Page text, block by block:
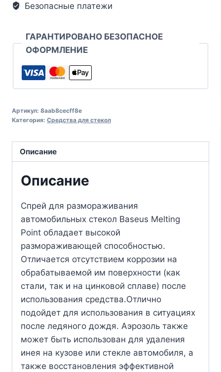
Безопасные платежи
ГАРАНТИРОВАНО БЕЗОПАСНОЕ
ОФОРМЛЕНИЕ
Артикул: 8aab8cecff8e
Категория: Средства для стекол
Описание
Описание
Спрей для размораживания
автомобильных стекол Baseus Melting
Point обладает высокой
размораживающей способностью.
Отличается отсутствием коррозии на
обрабатываемой им поверхности (как
стали, так и на цинковой сплаве) после
использования средства.Отлично
подойдет для использования в ситуациях
после ледяного дождя. Аэрозоль также
может быть использован для удаления
инея на кузове или стекле автомобиля, а
также восстановления эффективной